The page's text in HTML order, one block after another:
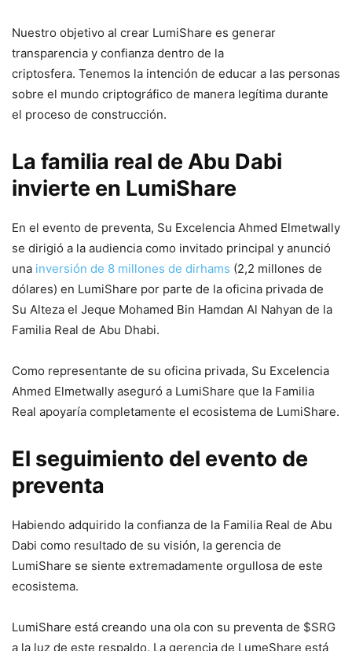
Nuestro objetivo al crear LumiShare es generar
transparencia y confianza dentro de la
criptosfera. Tenemos la intención de educar a las personas
sobre el mundo criptográfico de manera legítima durante
el proceso de construcción.
La familia real de Abu Dabi
invierte en LumiShare
En el evento de preventa, Su Excelencia Ahmed Elmetwally
se dirigió a la audiencia como invitado principal y anunció
una inversión de 8 millones de dirhams (2,2 millones de
dólares) en LumiShare por parte de la oficina privada de
Su Alteza el Jeque Mohamed Bin Hamdan Al Nahyan de la
Familia Real de Abu Dhabi.
Como representante de su oficina privada, Su Excelencia
Ahmed Elmetwally aseguró a LumiShare que la Familia
Real apoyaría completamente el ecosistema de LumiShare.
El seguimiento del evento de
preventa
Habiendo adquirido la confianza de la Familia Real de Abu
Dabi como resultado de su visión, la gerencia de
LumiShare se siente extremadamente orgullosa de este
ecosistema.
LumiShare está creando una ola con su preventa de $SRG
a la luz de este respaldo. La gerencia de LumeShare está